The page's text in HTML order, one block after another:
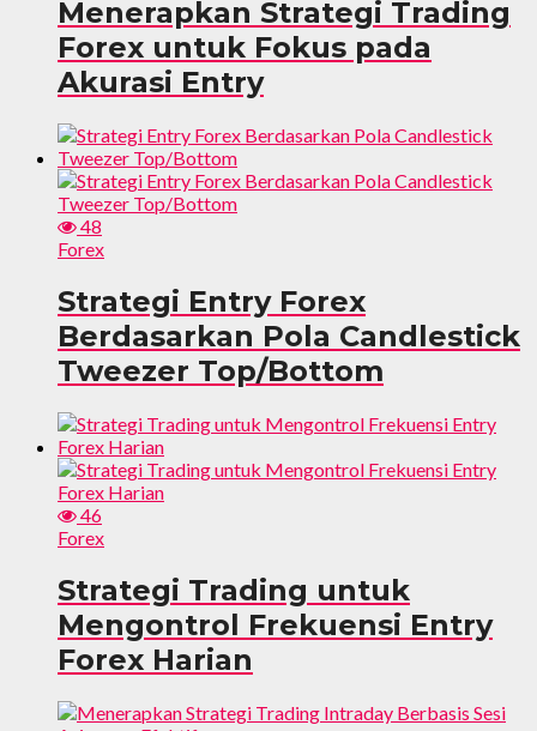
Menerapkan Strategi Trading
Forex untuk Fokus pada
Akurasi Entry
48
Forex
Strategi Entry Forex
Berdasarkan Pola Candlestick
Tweezer Top/Bottom
46
Forex
Strategi Trading untuk
Mengontrol Frekuensi Entry
Forex Harian